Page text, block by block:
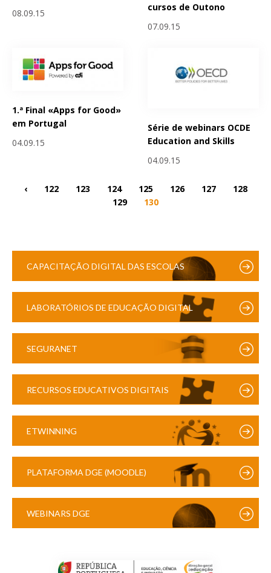
08.09.15
cursos de Outono
07.09.15
1.ª Final «Apps for Good»
em Portugal
04.09.15
Série de webinars OCDE
Education and Skills
04.09.15
‹ 122 123 124 125 126 127
128
129
130
CAPACITAÇÃO DIGITAL DAS ESCOLAS
LABORATÓRIOS DE EDUCAÇÃO DIGITAL
SEGURANET
RECURSOS EDUCATIVOS DIGITAIS
ETWINNING
PLATAFORMA DGE (MOODLE)
WEBINARS DGE